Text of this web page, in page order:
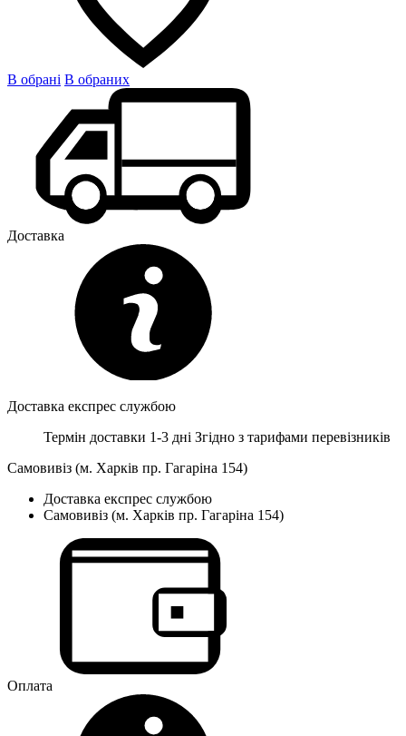
В обрані В обраних
Доставка
Доставка експрес службою
Термін доставки 1-3 дні Згідно з тарифами перевізників
Самовивіз (м. Харків пр. Гагаріна 154)
Доставка експрес службою
Самовивіз (м. Харків пр. Гагаріна 154)
Оплата